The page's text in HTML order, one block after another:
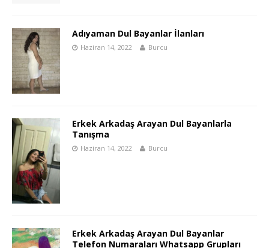
Adıyaman Dul Bayanlar İlanları
Haziran 14, 2022 Burcu
Erkek Arkadaş Arayan Dul Bayanlarla
Tanışma
Haziran 14, 2022 Burcu
Erkek Arkadaş Arayan Dul Bayanlar
Telefon Numaraları Whatsapp Grupları